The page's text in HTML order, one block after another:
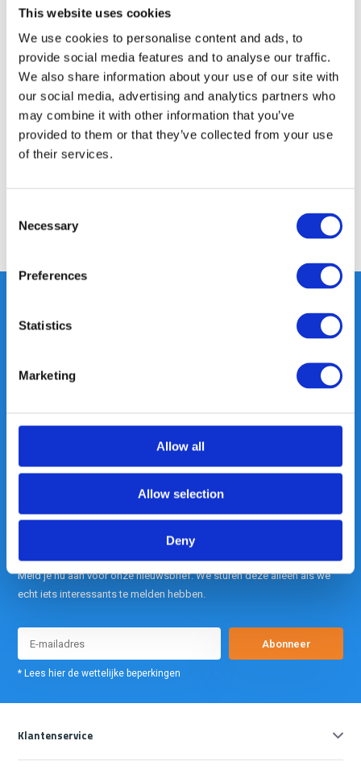
This website uses cookies
We use cookies to personalise content and ads, to
provide social media features and to analyse our traffic.
We also share information about your use of our site with
our social media, advertising and analytics partners who
may combine it with other information that you’ve
provided to them or that they’ve collected from your use
of their services.
Selection
Necessary
Preferences
Statistics
Marketing
Allow all
Allow selection
Deny
Productomschrijving
Specificaties
Out of the box met klanten meedenken
Meld je nu aan voor onze nieuwsbrief. We sturen deze alleen als we
echt iets interessants te melden hebben.
Abonneer
* Lees hier de wettelijke beperkingen
Klantenservice